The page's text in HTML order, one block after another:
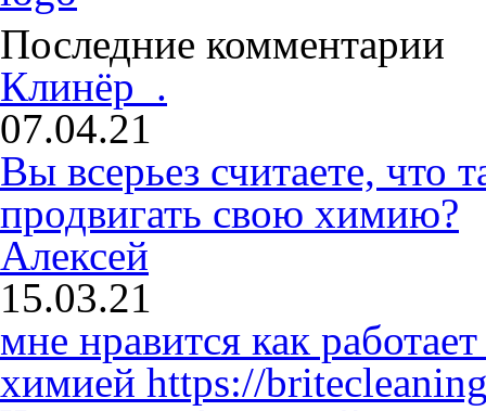
Последние комментарии
Клинёр .
07.04.21
Вы всерьез считаете, что
продвигать свою химию?
Алексей
15.03.21
мне нравится как
химией https://